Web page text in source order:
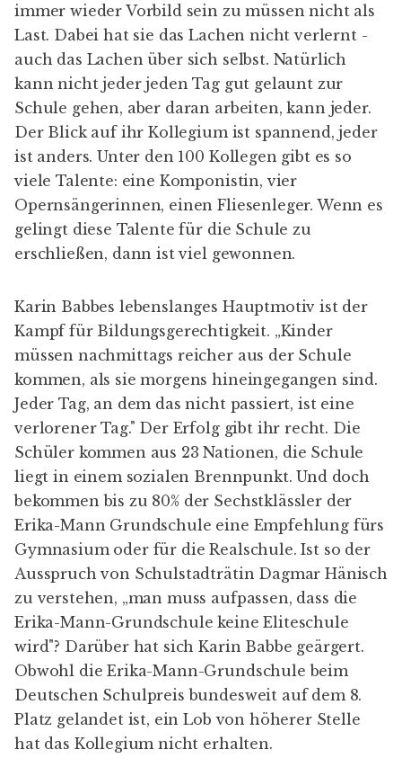
immer wieder Vorbild sein zu müssen nicht als
Last. Dabei hat sie das Lachen nicht verlernt -
auch das Lachen über sich selbst. Natürlich
kann nicht jeder jeden Tag gut gelaunt zur
Schule gehen, aber daran arbeiten, kann jeder.
Der Blick auf ihr Kollegium ist spannend, jeder
ist anders. Unter den 100 Kollegen gibt es so
viele Talente: eine Komponistin, vier
Opernsängerinnen, einen Fliesenleger. Wenn es
gelingt diese Talente für die Schule zu
erschließen, dann ist viel gewonnen.
Karin Babbes lebenslanges Hauptmotiv ist der
Kampf für Bildungsgerechtigkeit. „Kinder
müssen nachmittags reicher aus der Schule
kommen, als sie morgens hineingegangen sind.
Jeder Tag, an dem das nicht passiert, ist eine
verlorener Tag." Der Erfolg gibt ihr recht. Die
Schüler kommen aus 23 Nationen, die Schule
liegt in einem sozialen Brennpunkt. Und doch
bekommen bis zu 80% der Sechstklässler der
Erika-Mann Grundschule eine Empfehlung fürs
Gymnasium oder für die Realschule. Ist so der
Ausspruch von Schulstadträtin Dagmar Hänisch
zu verstehen, „man muss aufpassen, dass die
Erika-Mann-Grundschule keine Eliteschule
wird"? Darüber hat sich Karin Babbe geärgert.
Obwohl die Erika-Mann-Grundschule beim
Deutschen Schulpreis bundesweit auf dem 8.
Platz gelandet ist, ein Lob von höherer Stelle
hat das Kollegium nicht erhalten.